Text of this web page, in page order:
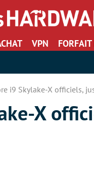
VPN
i9 Skylake-X officiels,
X